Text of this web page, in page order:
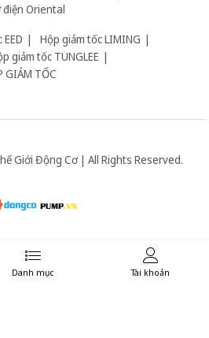
Oriental
Hộp giảm tốc LIMING
giảm tốc TUNGLEE
GIẢM TỐC
Giới Động Cơ | All Rights Reserved.
lạc:
Danh mục Tài khoản